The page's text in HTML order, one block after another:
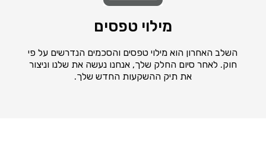
מילוי טפסים
השלב האחרון הוא מילוי טפסים והסכמים הנדרשים על פי
חוק. לאחר סיום החלק שלך, אנחנו נעשה את שלנו וניצור
את תיק ההשקעות החדש שלך.